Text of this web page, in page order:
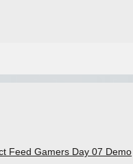
Feed Gamers Day 07 Demo